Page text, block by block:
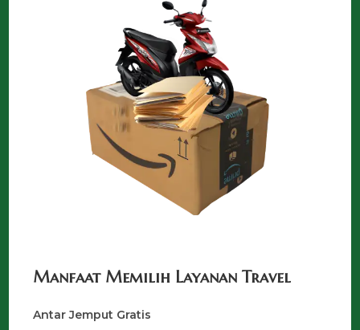
Manfaat Memilih Layanan Travel
Antar Jemput Gratis